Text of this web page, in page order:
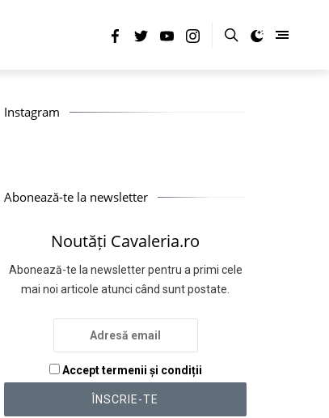
Instagram
Abonează-te la newsletter
Noutăți Cavaleria.ro
Abonează-te la newsletter pentru a primi cele
mai noi articole atunci când sunt postate.
Accept termenii și condiții